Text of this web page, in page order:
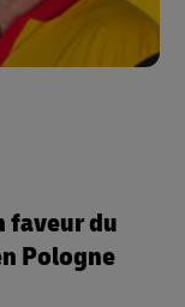
faveur du
Pologne